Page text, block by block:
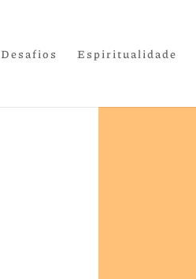
Desafios Espiritualidade